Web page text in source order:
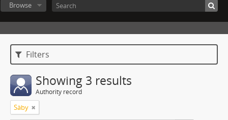
Browse
Filters
Showing 3 results
Authority record
Säby